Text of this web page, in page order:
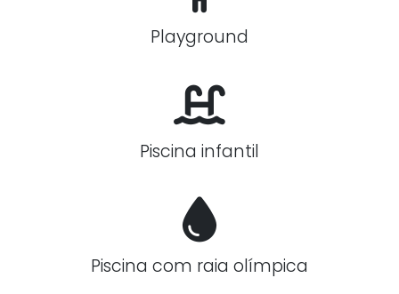
Playground
Piscina infantil
Piscina com raia olímpica